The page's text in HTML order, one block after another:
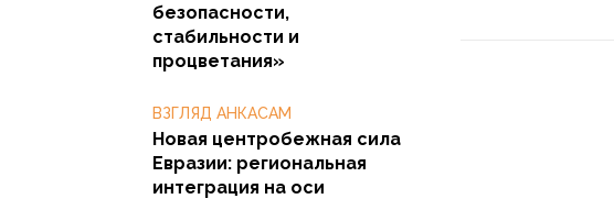
безопасности,
стабильности и
процветания»
ВЗГЛЯД АНКАСАМ
Новая центробежная сила
Евразии: региональная
интеграция на оси